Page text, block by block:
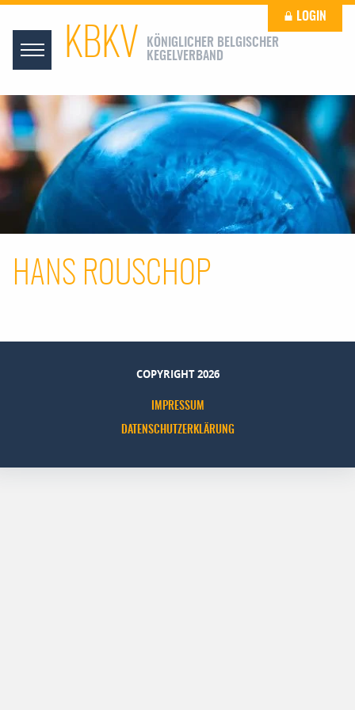
KBKV
KÖNIGLICHER BELGISCHER
KEGELVERBAND
LOGIN
HANS ROUSCHOP
COPYRIGHT 2026
IMPRESSUM
DATENSCHUTZERKLÄRUNG